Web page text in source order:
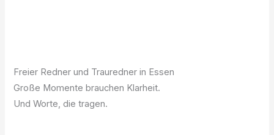
Freier Redner und Trauredner in Essen
Große Momente brauchen Klarheit.
Und Worte, die tragen.